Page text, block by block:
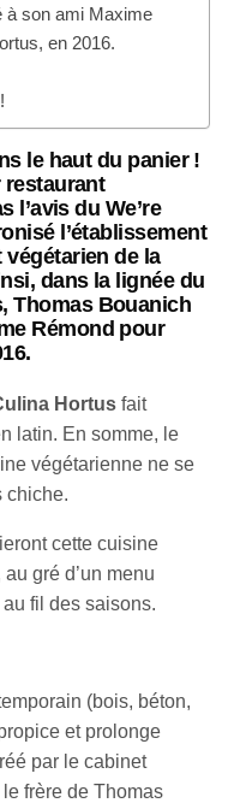
à son ami Maxime
en 2016.
le haut du panier !
restaurant
l’avis du We’re
l’établissement
de la
dans la lignée du
Thomas Bouanich
Rémond pour
Hortus fait
latin. En somme, le
végétarienne ne se
chiche.
cette cuisine
gré d’un menu
fil des saisons.
(bois, béton,
et prolonge
par le cabinet
frère de Thomas